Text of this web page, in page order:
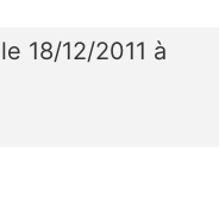
le 18/12/2011 à